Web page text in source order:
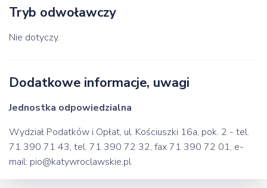
Tryb odwoławczy
Nie dotyczy.
Dodatkowe informacje, uwagi
Jednostka odpowiedzialna
Wydział Podatków i Opłat, ul. Kościuszki 16a, pok. 2 - tel.
71 390 71 43, tel. 71 390 72 32, fax 71 390 72 01, e-
mail: pio@katywroclawskie.pl